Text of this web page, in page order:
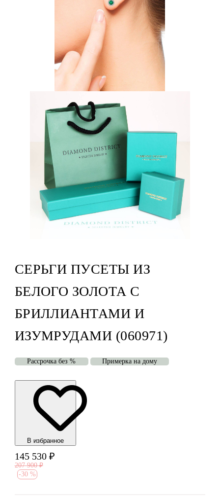
СЕРЬГИ ПУСЕТЫ ИЗ
БЕЛОГО ЗОЛОТА С
БРИЛЛИАНТАМИ И
ИЗУМРУДАМИ (060971)
Рассрочка без % Примерка на дому
В избранноe
145 530 ₽
207 900 ₽
-30 %